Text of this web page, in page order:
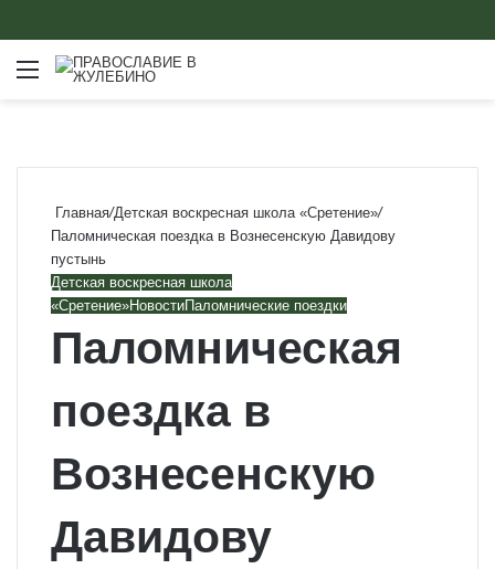
Меню
Главная/Детская воскресная школа «Сретение»/
Паломническая поездка в Вознесенскую Давидову
пустынь
Детская воскресная школа
«Сретение»НовостиПаломнические поездки
Паломническая
поездка в
Вознесенскую
Давидову